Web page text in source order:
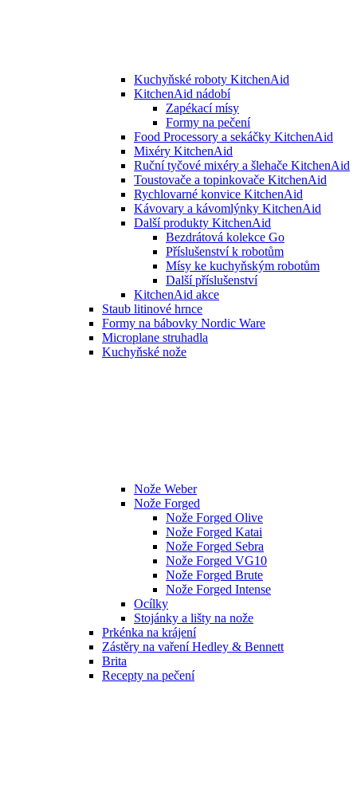
Kuchyňské roboty KitchenAid
KitchenAid nádobí
Zapékací mísy
Formy na pečení
Food Processory a sekáčky KitchenAid
Mixéry KitchenAid
Ruční tyčové mixéry a šlehače KitchenAid
Toustovače a topinkovače KitchenAid
Rychlovarné konvice KitchenAid
Kávovary a kávomlýnky KitchenAid
Další produkty KitchenAid
Bezdrátová kolekce Go
Příslušenství k robotům
Mísy ke kuchyňským robotům
Další příslušenství
KitchenAid akce
Staub litinové hrnce
Formy na bábovky Nordic Ware
Microplane struhadla
Kuchyňské nože
Nože Weber
Nože Forged
Nože Forged Olive
Nože Forged Katai
Nože Forged Sebra
Nože Forged VG10
Nože Forged Brute
Nože Forged Intense
Ocílky
Stojánky a lišty na nože
Prkénka na krájení
Zástěry na vaření Hedley & Bennett
Brita
Recepty na pečení